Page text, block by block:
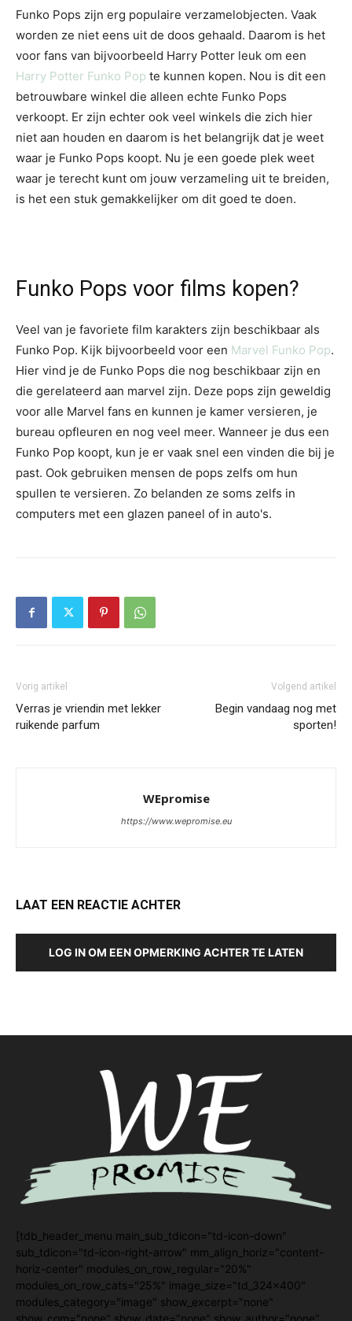
Funko Pops zijn erg populaire verzamelobjecten. Vaak
worden ze niet eens uit de doos gehaald. Daarom is het
voor fans van bijvoorbeeld Harry Potter leuk om een
Harry Potter Funko Pop te kunnen kopen. Nou is dit een
betrouwbare winkel die alleen echte Funko Pops
verkoopt. Er zijn echter ook veel winkels die zich hier
niet aan houden en daarom is het belangrijk dat je weet
waar je Funko Pops koopt. Nu je een goede plek weet
waar je terecht kunt om jouw verzameling uit te breiden,
is het een stuk gemakkelijker om dit goed te doen.
Funko Pops voor films kopen?
Veel van je favoriete film karakters zijn beschikbaar als
Funko Pop. Kijk bijvoorbeeld voor een Marvel Funko Pop.
Hier vind je de Funko Pops die nog beschikbaar zijn en
die gerelateerd aan marvel zijn. Deze pops zijn geweldig
voor alle Marvel fans en kunnen je kamer versieren, je
bureau opfleuren en nog veel meer. Wanneer je dus een
Funko Pop koopt, kun je er vaak snel een vinden die bij je
past. Ook gebruiken mensen de pops zelfs om hun
spullen te versieren. Zo belanden ze soms zelfs in
computers met een glazen paneel of in auto's.
Vorig artikel
Verras je vriendin met lekker
ruikende parfum
Volgend artikel
Begin vandaag nog met
sporten!
WEpromise
https://www.wepromise.eu
LAAT EEN REACTIE ACHTER
LOG IN OM EEN OPMERKING ACHTER TE LATEN
[tdb_header_menu main_sub_tdicon="td-icon-down"
sub_tdicon="td-icon-right-arrow" mm_align_horiz="content-
horiz-center" modules_on_row_regular="20%"
modules_on_row_cats="25%" image_size="td_324x400"
modules_category="image" show_excerpt="none"
show_com="none" show_date="none" show_author="none"